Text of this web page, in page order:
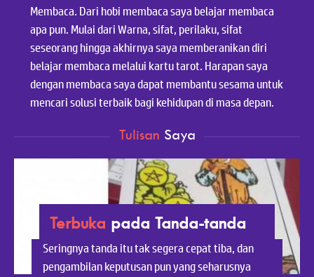
Membaca. Dari hobi membaca saya belajar membaca
apa pun. Mulai dari Warna, sifat, perilaku, sifat
seseorang hingga akhirnya saya memberanikan diri
belajar membaca melalui kartu tarot. Harapan saya
dengan membaca saya dapat membantu sesama untuk
mencari solusi terbaik bagi kehidupan di masa depan.
Tulisan Saya
Terbuka pada Tanda-tanda
Seringnya tanda itu tak segera cepat tiba, dan
pengambilan keputusan pun yang seharusnya